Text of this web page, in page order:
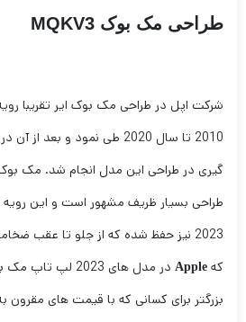
طراحی مک بوک MQKV3
شرکت اپل در طراحی مک بوک ایر تقریبا
گیری در طراحی این مدل انجام شد. مک
طراحی بسیار ظریف مشهور است و این
2023 نیز حفظ شده که از جلو تا عقب
که Apple
در مدل های 2023
بزرگتر برای کسانی که با قیمت های مقرون